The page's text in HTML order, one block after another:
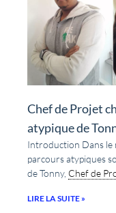
Chef de Projet
atypique de
Introduction Dans le
parcours atypiques
de Tonny, Chef de
LIRE LA SUITE »